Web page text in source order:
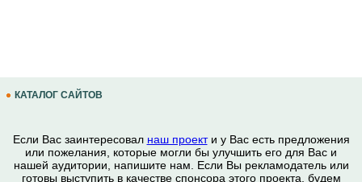
КАТАЛОГ САЙТОВ
Если Вас заинтересовал наш проекти у Вас есть предложения
или пожелания, которые могли бы улучшить его для Вас и
нашей аудитории, напишите нам. Если Вы рекламодатель или
готовы выступить в качестве спонсора этого проекта, будем